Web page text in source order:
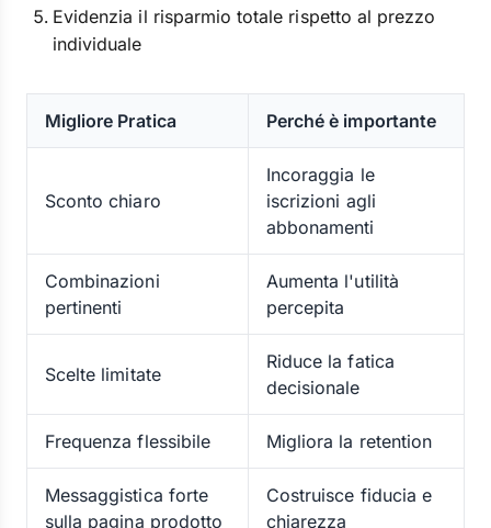
Evidenzia il risparmio totale rispetto al prezzo
individuale
Migliore Pratica Perché è importante
Sconto chiaro
Incoraggia le
iscrizioni agli
abbonamenti
Combinazioni
pertinenti
Aumenta l'utilità
percepita
Scelte limitate
Riduce la fatica
decisionale
Frequenza flessibile Migliora la retention
Messaggistica forte
sulla pagina prodotto
Costruisce fiducia e
chiarezza